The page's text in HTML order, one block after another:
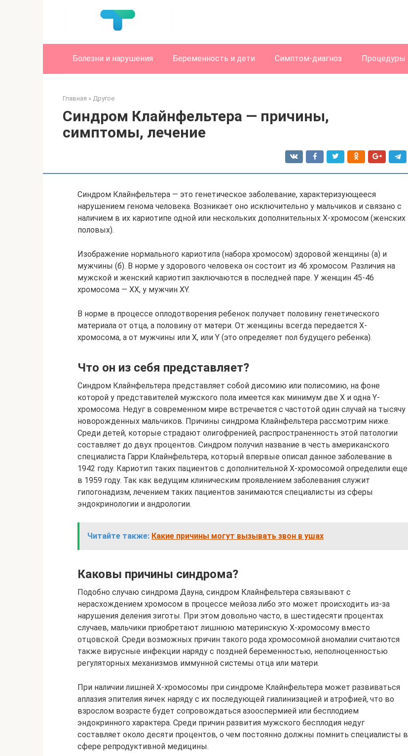
Болезни и нарушения Беременность и дети Симптом-диагноз Процедуры
Главная » Другое
Синдром Клайнфельтера — причины,
симптомы, лечение
Синдром Клайнфельтера — это генетическое заболевание, характеризующееся
нарушением генома человека. Возникает оно исключительно у мальчиков и связано с
наличием в их кариотипе одной или нескольких дополнительных Х-хромосом (женских
половых).
Изображение нормального кариотипа (набора хромосом) здоровой женщины (а) и
мужчины (б). В норме у здорового человека он состоит из 46 хромосом. Различия на
мужской и женский кариотип заключаются в последней паре. У женщин 45-46
хромосома — ХХ, у мужчин ХY.
В норме в процессе оплодотворения ребенок получает половину генетического
материала от отца, а половину от матери. От женщины всегда передается Х-
хромосома, а от мужчины или Х, или Y (это определяет пол будущего ребенка).
Что он из себя представляет?
Синдром Клайнфельтера представляет собой дисомию или полисомию, на фоне
которой у представителей мужского пола имеется как минимум две Х и одна Y-
хромосома. Недуг в современном мире встречается с частотой один случай на тысячу
новорожденных мальчиков. Причины синдрома Клайнфельтера рассмотрим ниже.
Среди детей, которые страдают олигофренией, распространенность этой патологии
составляет до двух процентов. Синдром получил название в честь американского
специалиста Гарри Клайнфельтера, который впервые описал данное заболевание в
1942 году. Кариотип таких пациентов с дополнительной Х-хромосомой определили еще
в 1959 году. Так как ведущим клиническим проявлением заболевания служит
гипогонадизм, лечением таких пациентов занимаются специалисты из сферы
эндокринологии и андрологии.
Читайте также: Какие причины могут вызывать звон в ушах
Каковы причины синдрома?
Подобно случаю синдрома Дауна, синдром Клайнфельтера связывают с
нерасхождением хромосом в процессе мейоза либо это может происходить из-за
нарушения деления зиготы. При этом довольно часто, в шестидесяти процентах
случаев, мальчики приобретают лишнюю материнскую Х-хромосому вместо
отцовской. Среди возможных причин такого рода хромосомной аномалии считаются
также вирусные инфекции наряду с поздней беременностью, неполноценностью
регуляторных механизмов иммунной системы отца или матери.
При наличии лишней X-хромосомы при синдроме Клайнфельтера может развиваться
аплазия эпителия яичек наряду с их последующей гиалинизацией и атрофией, что во
взрослом возрасте будет сопровождаться азооспермией или бесплодием
эндокринного характера. Среди причин развития мужского бесплодия недуг
составляет около десяти процентов, о чем постоянно должны помнить специалисты в
сфере репродуктивной медицины.